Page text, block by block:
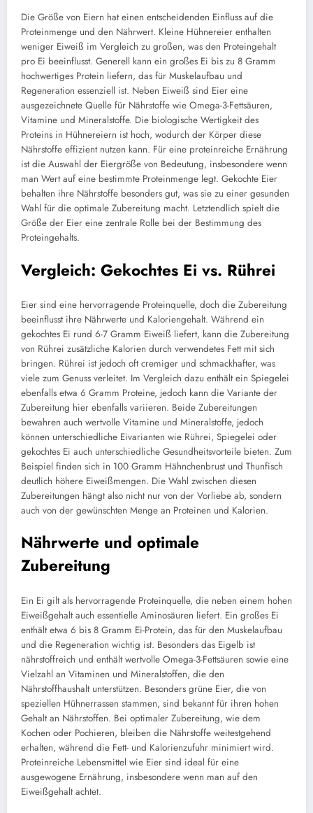
Die Größe von Eiern hat einen entscheidenden Einfluss auf die
Proteinmenge und den Nährwert. Kleine Hühnereier enthalten
weniger Eiweiß im Vergleich zu großen, was den Proteingehalt
pro Ei beeinflusst. Generell kann ein großes Ei bis zu 8 Gramm
hochwertiges Protein liefern, das für Muskelaufbau und
Regeneration essenziell ist. Neben Eiweiß sind Eier eine
ausgezeichnete Quelle für Nährstoffe wie Omega-3-Fettsäuren,
Vitamine und Mineralstoffe. Die biologische Wertigkeit des
Proteins in Hühnereiern ist hoch, wodurch der Körper diese
Nährstoffe effizient nutzen kann. Für eine proteinreiche Ernährung
ist die Auswahl der Eiergröße von Bedeutung, insbesondere wenn
man Wert auf eine bestimmte Proteinmenge legt. Gekochte Eier
behalten ihre Nährstoffe besonders gut, was sie zu einer gesunden
Wahl für die optimale Zubereitung macht. Letztendlich spielt die
Größe der Eier eine zentrale Rolle bei der Bestimmung des
Proteingehalts.
Vergleich: Gekochtes Ei vs. Rührei
Eier sind eine hervorragende Proteinquelle, doch die Zubereitung
beeinflusst ihre Nährwerte und Kaloriengehalt. Während ein
gekochtes Ei rund 6-7 Gramm Eiweiß liefert, kann die Zubereitung
von Rührei zusätzliche Kalorien durch verwendetes Fett mit sich
bringen. Rührei ist jedoch oft cremiger und schmackhafter, was
viele zum Genuss verleitet. Im Vergleich dazu enthält ein Spiegelei
ebenfalls etwa 6 Gramm Proteine, jedoch kann die Variante der
Zubereitung hier ebenfalls variieren. Beide Zubereitungen
bewahren auch wertvolle Vitamine und Mineralstoffe, jedoch
können unterschiedliche Eivarianten wie Rührei, Spiegelei oder
gekochtes Ei auch unterschiedliche Gesundheitsvorteile bieten. Zum
Beispiel finden sich in 100 Gramm Hähnchenbrust und Thunfisch
deutlich höhere Eiweißmengen. Die Wahl zwischen diesen
Zubereitungen hängt also nicht nur von der Vorliebe ab, sondern
auch von der gewünschten Menge an Proteinen und Kalorien.
Nährwerte und optimale
Zubereitung
Ein Ei gilt als hervorragende Proteinquelle, die neben einem hohen
Eiweißgehalt auch essentielle Aminosäuren liefert. Ein großes Ei
enthält etwa 6 bis 8 Gramm Ei-Protein, das für den Muskelaufbau
und die Regeneration wichtig ist. Besonders das Eigelb ist
nährstoffreich und enthält wertvolle Omega-3-Fettsäuren sowie eine
Vielzahl an Vitaminen und Mineralstoffen, die den
Nährstoffhaushalt unterstützen. Besonders grüne Eier, die von
speziellen Hühnerrassen stammen, sind bekannt für ihren hohen
Gehalt an Nährstoffen. Bei optimaler Zubereitung, wie dem
Kochen oder Pochieren, bleiben die Nährstoffe weitestgehend
erhalten, während die Fett- und Kalorienzufuhr minimiert wird.
Proteinreiche Lebensmittel wie Eier sind ideal für eine
ausgewogene Ernährung, insbesondere wenn man auf den
Eiweißgehalt achtet.